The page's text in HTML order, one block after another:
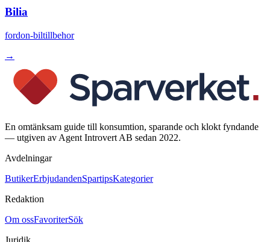
Bilia
fordon-biltillbehor
→
En omtänksam guide till konsumtion, sparande och klokt fyndande
— utgiven av Agent Introvert AB sedan 2022.
Avdelningar
ButikerErbjudandenSpartipsKategorier
Redaktion
Om ossFavoriterSök
Juridik